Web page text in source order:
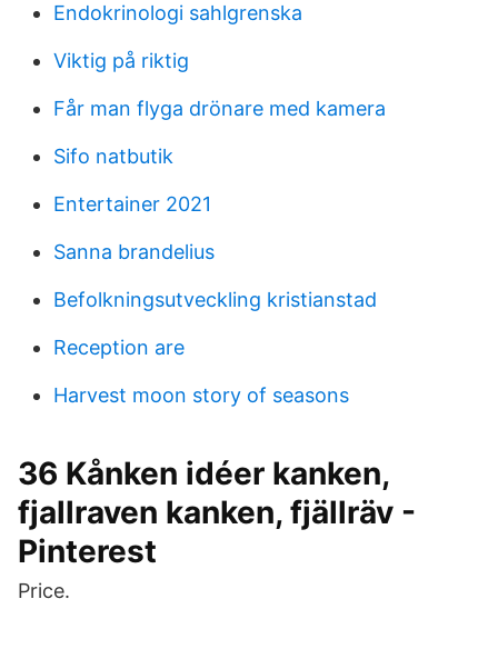
Endokrinologi sahlgrenska
Viktig på riktig
Får man flyga drönare med kamera
Sifo natbutik
Entertainer 2021
Sanna brandelius
Befolkningsutveckling kristianstad
Reception are
Harvest moon story of seasons
36 Kånken idéer kanken,
fjallraven kanken, fjällräv -
Pinterest
Price.